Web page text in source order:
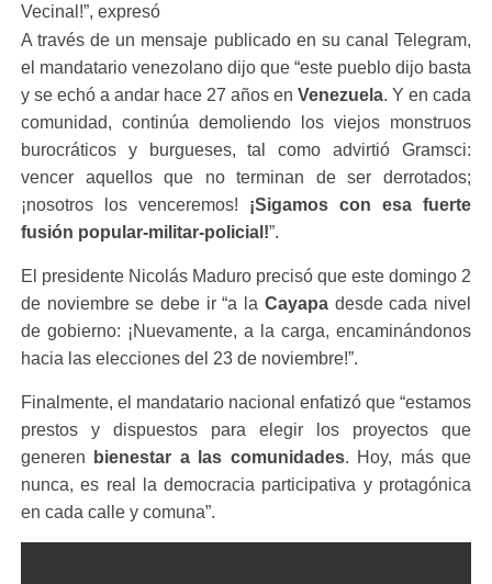
Vecinal!”, expresó
​A través de un mensaje publicado en su canal Telegram,
el mandatario venezolano dijo que “este pueblo dijo basta
y se echó a andar hace 27 años enVenezuela. Y en cada
comunidad, continúa demoliendo los viejos monstruos
burocráticos y burgueses, tal como advirtió Gramsci:
vencer aquellos que no terminan de ser derrotados;
¡nosotros los venceremos! ¡Sigamos con esa fuerte
fusión popular-militar-policial!”.
El presidente Nicolás Maduro precisó que este domingo 2
de noviembre se debe ir “a la Cayapadesde cada nivel
de gobierno: ¡Nuevamente, a la carga, encaminándonos
hacia las elecciones del 23 de noviembre!”.
Finalmente, el mandatario nacional enfatizó que “estamos
prestos y dispuestos para elegir los proyectos que
generen
bienestar a las comunidades. Hoy, más que
nunca, es real la democracia participativa y protagónica
en cada calle y comuna”.